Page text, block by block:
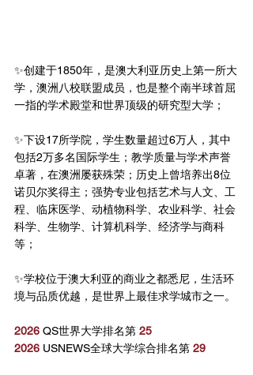
✨创建于1850年，是澳大利亚历史上第一所大
学，澳洲八校联盟成员，也是整个南半球首屈
一指的学术殿堂和世界顶级的研究型大学；
✨下设17所学院，学生数量超过6万人，其中
包括2万多名国际学生；教学质量与学术声誉
卓著，在澳洲屡获殊荣；历史上曾培养出8位
诺贝尔奖得主；强势专业包括艺术与人文、工
程、临床医学、动植物科学、农业科学、社会
科学、生物学、计算机科学、经济学与商科
等；
✨学校位于澳大利亚的商业之都悉尼，生活环
境与品质优越，是世界上最佳求学城市之一。
2026 QS世界大学排名第 25
2026 USNEWS全球大学综合排名第 29